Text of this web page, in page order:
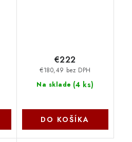
Na sklade (4 ks)
€180,49 bez DPH
€222
DO KOŠÍKA